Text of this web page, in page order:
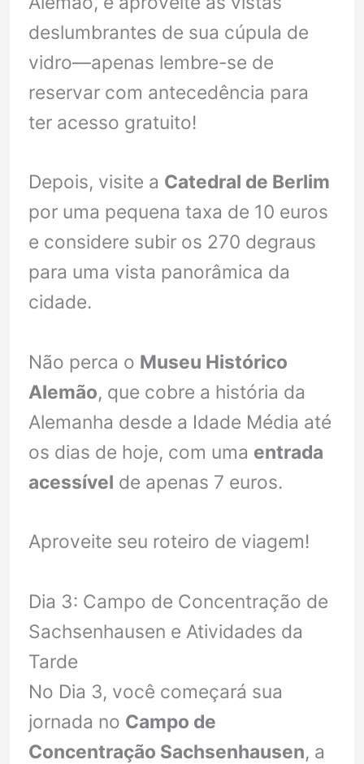
deslumbrantes de sua cúpula de
vidro—apenas lembre-se de
reservar com antecedência para
ter acesso gratuito!
Depois, visite a Catedral de Berlim
por uma pequena taxa de 10 euros
e considere subir os 270 degraus
para uma vista panorâmica da
cidade.
Não perca o Museu Histórico
Alemão, que cobre a história da
Alemanha desde a Idade Média até
os dias de hoje, com uma entrada
acessível de apenas 7 euros.
Aproveite seu roteiro de viagem!
Dia 3: Campo de Concentração de
Sachsenhausen e Atividades da
Tarde
No Dia 3, você começará sua
jornada no Campo de
Concentração Sachsenhausen, a